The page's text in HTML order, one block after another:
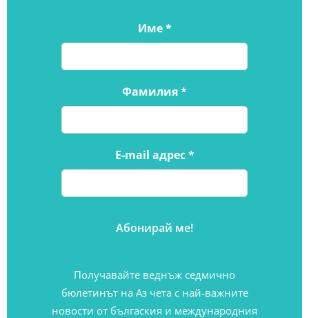
Име*
Фамилия*
E-mail адрес*
Получавайте веднъж седмично
бюлетинът на Аз чета с най-важните
новости от бългаския и международния